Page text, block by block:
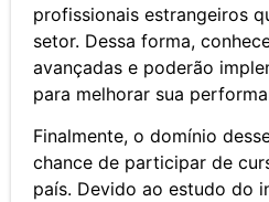
profissionais estrangeiros
setor. Dessa forma,
avançadas e poderão
para melhorar sua
Finalmente, o domínio
chance de participar de
país. Devido ao estudo do